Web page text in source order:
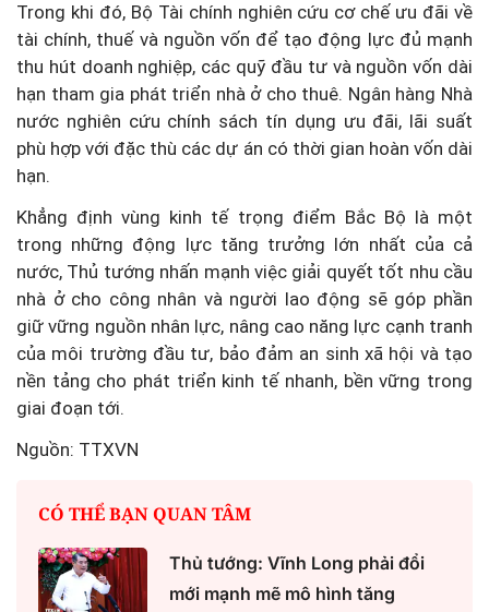
Trong khi đó, Bộ Tài chính nghiên cứu cơ chế ưu đãi về
tài chính, thuế và nguồn vốn để tạo động lực đủ mạnh
thu hút doanh nghiệp, các quỹ đầu tư và nguồn vốn dài
hạn tham gia phát triển nhà ở cho thuê. Ngân hàng Nhà
nước nghiên cứu chính sách tín dụng ưu đãi, lãi suất
phù hợp với đặc thù các dự án có thời gian hoàn vốn dài
hạn.
Khẳng định vùng kinh tế trọng điểm Bắc Bộ là một
trong những động lực tăng trưởng lớn nhất của cả
nước, Thủ tướng nhấn mạnh việc giải quyết tốt nhu cầu
nhà ở cho công nhân và người lao động sẽ góp phần
giữ vững nguồn nhân lực, nâng cao năng lực cạnh tranh
của môi trường đầu tư, bảo đảm an sinh xã hội và tạo
nền tảng cho phát triển kinh tế nhanh, bền vững trong
giai đoạn tới.
Nguồn: TTXVN
CÓ THỂ BẠN QUAN TÂM
Thủ tướng: Vĩnh Long phải đổi
mới mạnh mẽ mô hình tăng